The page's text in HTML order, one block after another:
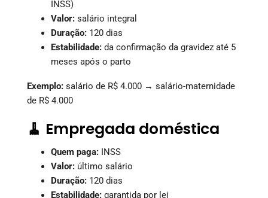
INSS)
Valor: salário integral
Duração: 120 dias
Estabilidade: da confirmação da gravidez até 5
meses após o parto
Exemplo: salário de R$ 4.000 → salário-maternidade
de R$ 4.000
🧹 Empregada doméstica
Quem paga: INSS
Valor: último salário
Duração: 120 dias
Estabilidade: garantida por lei